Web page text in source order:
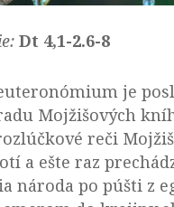
Dt 4,1-2.6-8
je
Mojžišových
reči
a ešte raz
národa po púšti z